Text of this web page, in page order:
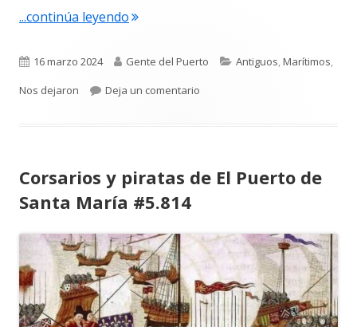
...continúa leyendo"Pedro Hernández Franco. El
Publicado
el
16 marzo 2024 Autor
Gente del Puerto Categorías
Antiguos,Marítimos,
Nos dejaron
Deja un comentario
Corsarios y piratas de El Puerto de
Santa María #5.814